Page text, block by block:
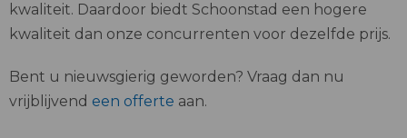
kwaliteit. Daardoor biedt Schoonstad een hogere
kwaliteit dan onze concurrenten voor dezelfde prijs.
Bent u nieuwsgierig geworden? Vraag dan nu
vrijblijvend een offerte aan.